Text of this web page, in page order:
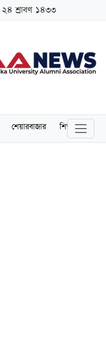
শ্রাবণ ১৪৩৩
শেয়ারবাজার শিক্ষা